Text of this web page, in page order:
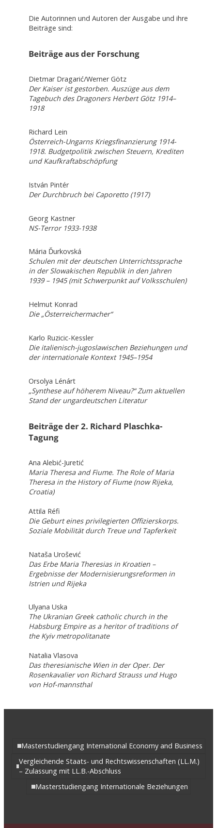
Die Autorinnen und Autoren der Ausgabe und ihre
Beiträge sind:
Beiträge aus der Forschung
Dietmar Dragarić/Werner Götz
Der Kaiser ist gestorben. Auszüge aus dem
Tagebuch des Dragoners Herbert Götz 1914–
1918
Richard Lein
Österreich-Ungarns Kriegsfinanzierung 1914-
1918. Budgetpolitik zwischen Steuern, Krediten
und Kaufkraftabschöpfung
István Pintér
Der Durchbruch bei Caporetto (1917)
Georg Kastner
NS-Terror 1933-1938
Mária Ďurkovská
Schulen mit der deutschen Unterrichtssprache
in der Slowakischen Republik in den Jahren
1939 – 1945 (mit Schwerpunkt auf Volksschulen)
Helmut Konrad
Die „Österreichermacher“
Karlo Ruzicic-Kessler
Die italienisch-jugoslawischen Beziehungen und
der internationale Kontext 1945–1954
Orsolya Lénárt
„Synthese auf höherem Niveau?“ Zum aktuellen
Stand der ungardeutschen Literatur
Beiträge der 2. Richard Plaschka-
Tagung
Ana Alebić-Juretić
Maria Theresa and Fiume. The Role of Maria
Theresa in the History of Fiume (now Rijeka,
Croatia)
Attila Réfi
Die Geburt eines privilegierten Offizierskorps.
Soziale Mobilität durch Treue und Tapferkeit
Nataša Urošević
Das Erbe Maria Theresias in Kroatien –
Ergebnisse der Modernisierungsreformen in
Istrien und Rijeka
Ulyana Uska
The Ukranian Greek catholic church in the
Habsburg Empire as a heritor of traditions of
the Kyiv metropolitanate
Natalia Vlasova
Das theresianische Wien in der Oper. Der
Rosenkavalier von Richard Strauss und Hugo
von Hof-mannsthal
Masterstudiengang International Economy and Business
Vergleichende Staats- und Rechtswissenschaften (LL.M.)
– Zulassung mit LL.B.-Abschluss
Masterstudiengang Internationale Beziehungen